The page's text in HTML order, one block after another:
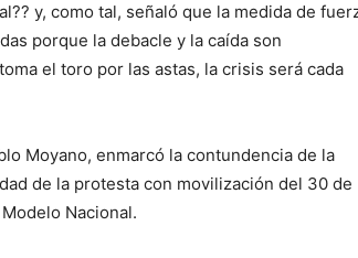
y, como tal, señaló que la medida de
porque la debacle y la caída son
el toro por las astas, la crisis será cada
Moyano, enmarcó la contundencia de la
de la protesta con movilización del 30 de
Nacional.